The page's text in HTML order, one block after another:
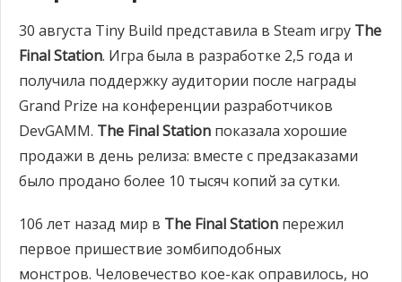
30 августа Tiny Build представила в Steam игру The
Final Station. Игра была в разработке 2,5 года и
получила поддержку аудитории после награды
Grand Prize на конференции разработчиков
DevGAMM. The Final Station показала хорошие
продажи в день релиза: вместе с предзаказами
было продано более 10 тысяч копий за сутки.
106 лет назад мир в The Final Station пережил
первое пришествие зомбиподобных
монстров. Человечество кое-как оправилось, но